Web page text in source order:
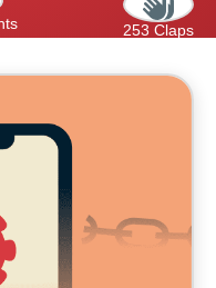
253 Claps